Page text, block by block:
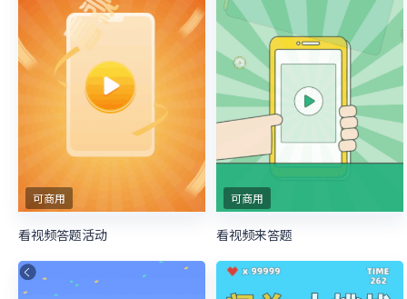
可商用
看视频答题活动
可商用
看视频来答题